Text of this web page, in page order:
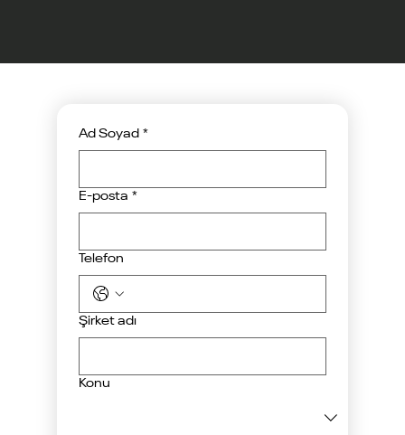
Ad Soyad *
E-posta *
Telefon
Şirket adı
Konu